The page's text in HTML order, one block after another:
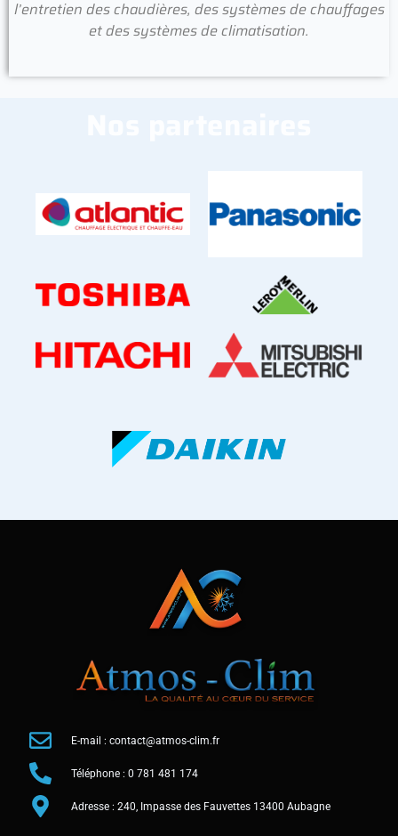
l’entretien des chaudières, des systèmes de chauffages
et des systèmes de climatisation.
E-mail : contact@atmos-clim.fr
Téléphone : 0 781 481 174
Adresse : 240, Impasse des Fauvettes 13400 Aubagne